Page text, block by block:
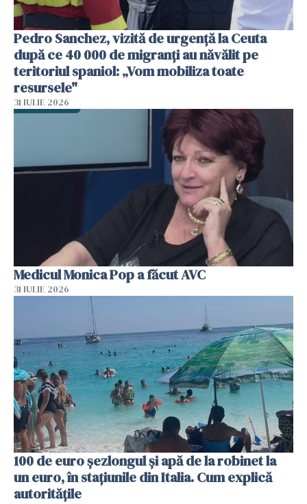
Pedro Sanchez, vizită de urgență la Ceuta
după ce 40 000 de migranți au năvălit pe
teritoriul spaniol: „Vom mobiliza toate
resursele"
31 IULIE 2026
Medicul Monica Pop a făcut AVC
31 IULIE 2026
100 de euro șezlongul și apă de la robinet la
un euro, în stațiunile din Italia. Cum explică
autoritățile